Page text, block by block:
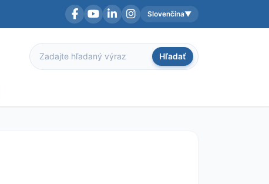
FacebookYouTubeLinkedInInstagramAktuálny jazyk:
Slovenčina▼
Hľadať
Hľadať